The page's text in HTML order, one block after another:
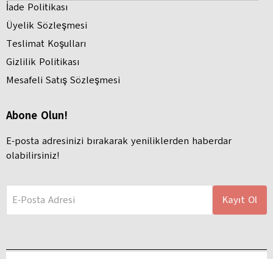
İade Politikası
Üyelik Sözleşmesi
Teslimat Koşulları
Gizlilik Politikası
Mesafeli Satış Sözleşmesi
Abone Olun!
E-posta adresinizi bırakarak yeniliklerden haberdar
olabilirsiniz!
E-Posta Adresi Kayıt Ol